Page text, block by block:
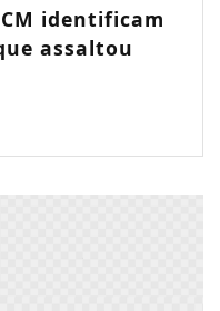
identificam
assaltou